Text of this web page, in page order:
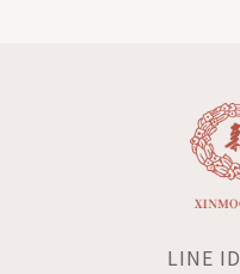
LINE ID